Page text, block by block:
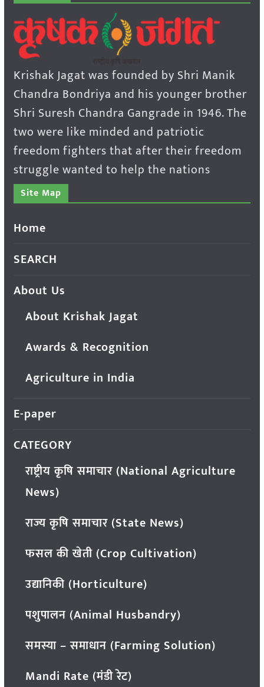
Krishak Jagat was founded by Shri Manik
Chandra Bondriya and his younger brother
Shri Suresh Chandra Gangrade in 1946. The
two were like minded and patriotic
freedom fighters that after their freedom
struggle wanted to help the nations
Site Map
Home
SEARCH
About Us
About Krishak Jagat
Awards & Recognition
Agriculture in India
E-paper
CATEGORY
राष्ट्रीय कृषि समाचार (National Agriculture
News)
राज्य कृषि समाचार (State News)
फसल की खेती (Crop Cultivation)
उद्यानिकी (Horticulture)
पशुपालन (Animal Husbandry)
समस्या – समाधान (Farming Solution)
Mandi Rate (मंडी रेट)